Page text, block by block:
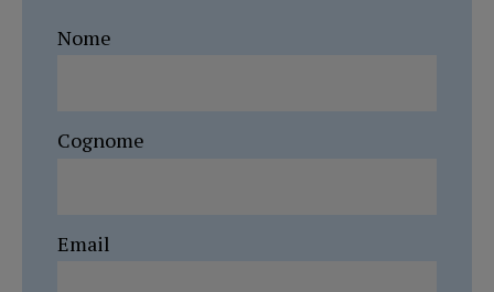
Nome
Cognome
Email